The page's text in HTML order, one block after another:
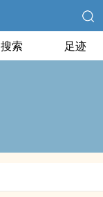
搜索 足迹